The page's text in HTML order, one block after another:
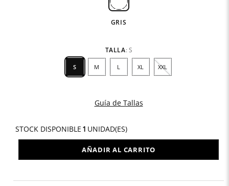
GRIS
TALLA: S
S M L XL XXL
Guía de Tallas
STOCK DISPONIBLE 1 UNIDAD(ES)
AÑADIR AL CARRITO